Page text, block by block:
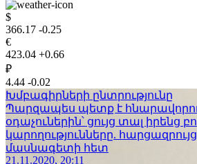
$
366.17 -0.25
€
423.04 +0.66
₽
4.44 -0.02
Խմբագիրների ընտրությունը
Պարզապես պետք է
օդաչուներին՝ ցույց տալ իրենց
կարողությունները.
մասնագետի հետ
21.11.2020, 20:11